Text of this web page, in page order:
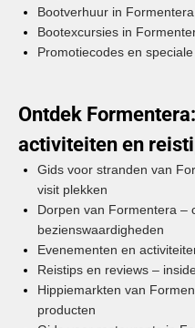
Bootverhuur in
Bootexcursies in
Promotiecodes en
Ontdek
activiteiten en
Gids voor stranden van
visit plekken
Dorpen van Formentera –
bezienswaardigheden
Evenementen en
Reistips en reviews –
Hippiemarkten van
producten